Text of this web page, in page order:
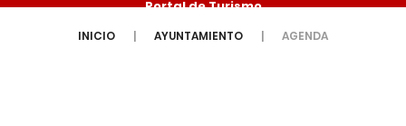
Portal de Turismo
INICIO AYUNTAMIENTO AGENDA